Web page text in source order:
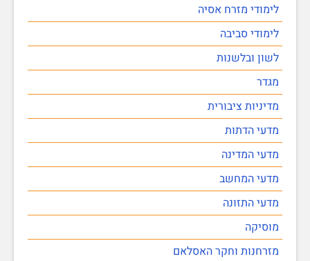
לימודי מזרח אסיה
לימודי סביבה
לשון ובלשנות
מגדר
מדיניות ציבורית
מדעי הדתות
מדעי המדינה
מדעי המחשב
מדעי התזונה
מוסיקה
מזרחנות וחקר האסלאם